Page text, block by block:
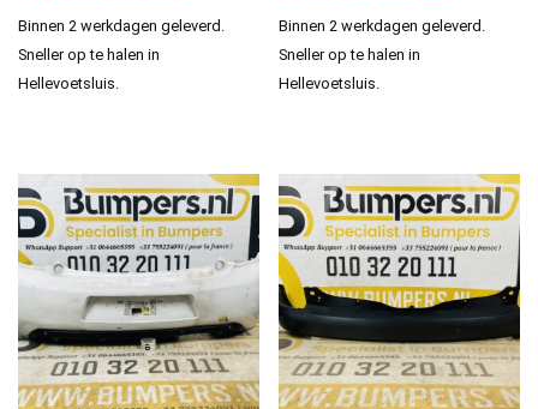
Binnen 2 werkdagen geleverd.
Sneller op te halen in
Hellevoetsluis.
Binnen 2 werkdagen geleverd.
Sneller op te halen in
Hellevoetsluis.